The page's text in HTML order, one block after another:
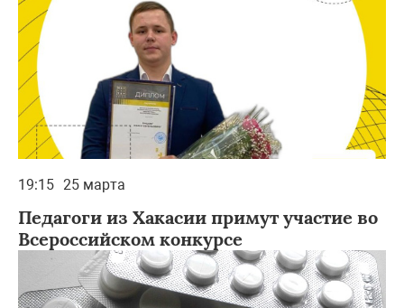
19:15 25 марта
Педагоги из Хакасии примут участие во
Всероссийском конкурсе